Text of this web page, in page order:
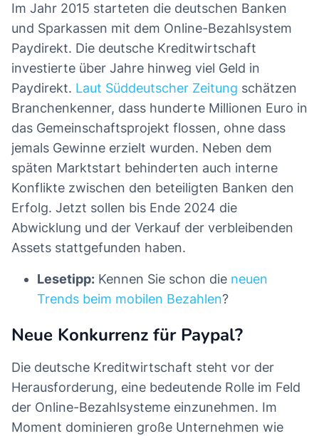
Im Jahr 2015 starteten die deutschen Banken
und Sparkassen mit dem Online-Bezahlsystem
Paydirekt. Die deutsche Kreditwirtschaft
investierte über Jahre hinweg viel Geld in
Paydirekt. Laut Süddeutscher Zeitung schätzen
Branchenkenner, dass hunderte Millionen Euro in
das Gemeinschaftsprojekt flossen, ohne dass
jemals Gewinne erzielt wurden. Neben dem
späten Marktstart behinderten auch interne
Konflikte zwischen den beteiligten Banken den
Erfolg. Jetzt sollen bis Ende 2024 die
Abwicklung und der Verkauf der verbleibenden
Assets stattgefunden haben.
Lesetipp: Kennen Sie schon die neuen
Trends beim mobilen Bezahlen?
Neue Konkurrenz für Paypal?
Die deutsche Kreditwirtschaft steht vor der
Herausforderung, eine bedeutende Rolle im Feld
der Online-Bezahlsysteme einzunehmen. Im
Moment dominieren große Unternehmen wie